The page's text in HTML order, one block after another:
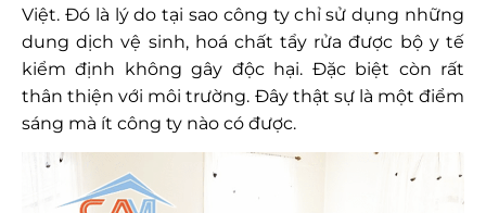
Việt. Đó là lý do tại sao công ty chỉ sử dụng những
dung dịch vệ sinh, hoá chất tẩy rửa được bộ y tế
kiểm định không gây độc hại. Đặc biệt còn rất
thân thiện với môi trường. Đây thật sự là một điểm
sáng mà ít công ty nào có được.